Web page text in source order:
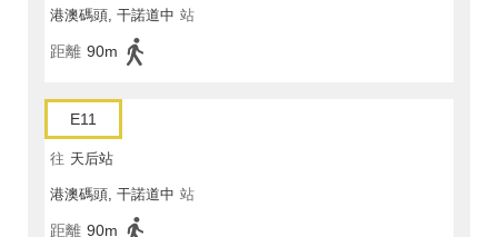
港澳碼頭, 干諾道中 站
距離 90m
E11
往 天后站
港澳碼頭, 干諾道中 站
距離 90m